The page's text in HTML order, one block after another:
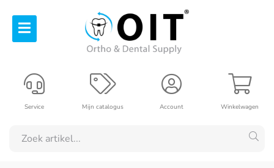
Winkelwagen
Account
Mijn catalogus
Service